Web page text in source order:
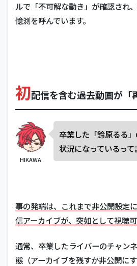
ルで「不可解な動き」が確認され
憶測を呼んでいます。
初配信を含む過去動画が「
HIKAWA
卒業した「鈴原るる
状況になっているって
事の発端は、これまで非公開設定
信アーカイブが、突如として視聴
通常、卒業したライバーのチャン
態（アーカイブを残すか非公開に